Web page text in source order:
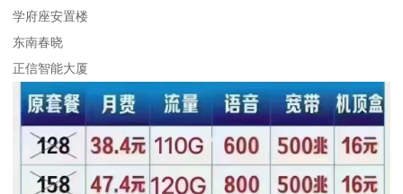
学府座安置楼
东南春晓
正信智能大厦